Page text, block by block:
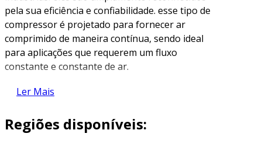
pela sua eficiência e confiabilidade. esse tipo de
compressor é projetado para fornecer ar
comprimido de maneira contínua, sendo ideal
para aplicações que requerem um fluxo
constante e constante de ar.
funcionamento do compressor de
o princípio de funcionamento dos
Ler Mais
Regiões disponíveis: